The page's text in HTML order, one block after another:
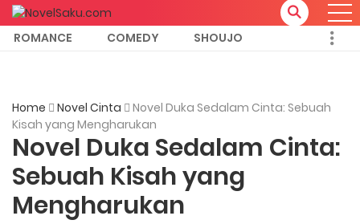
ROMANCE COMEDY SHOUJO
Home Novel Cinta
Novel Duka Sedalam Cinta: Sebuah
Kisah yang Mengharukan
Novel Duka Sedalam Cinta:
Sebuah Kisah yang
Mengharukan